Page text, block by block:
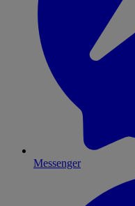
Messenger